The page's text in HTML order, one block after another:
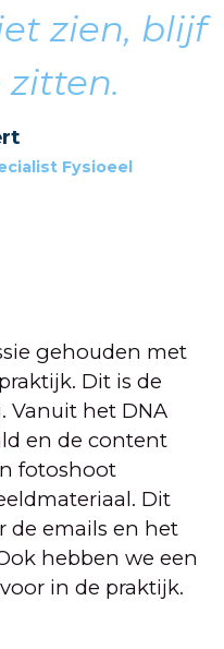
zien, blijf
Fysioeel
gehouden met
Dit is de
Vanuit het DNA
en de content
fotoshoot
Dit
de emails en het
hebben we een
in de praktijk.